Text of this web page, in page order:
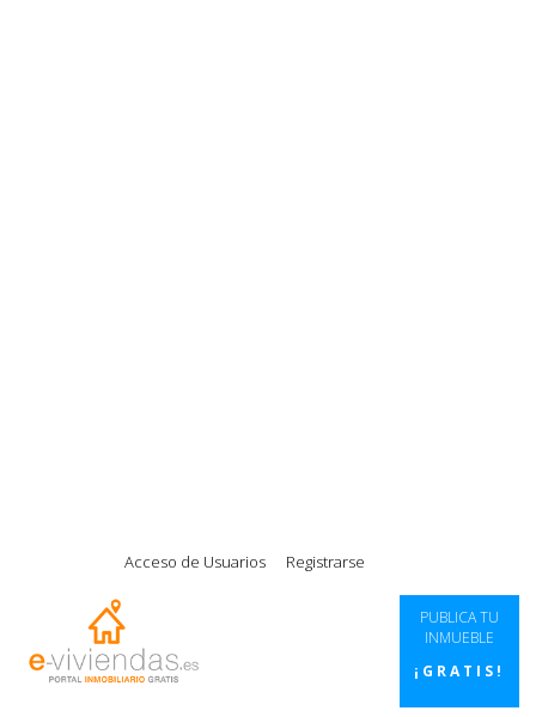
Acceso de Usuarios Registrarse
PUBLICA TU
INMUEBLE
¡GRATIS!